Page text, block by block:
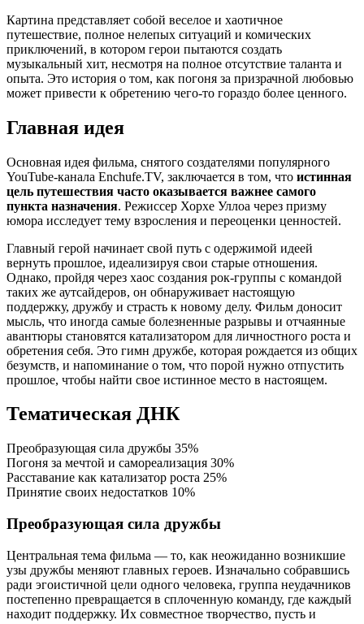
Картина представляет собой веселое и хаотичное
путешествие, полное нелепых ситуаций и комических
приключений, в котором герои пытаются создать
музыкальный хит, несмотря на полное отсутствие таланта и
опыта. Это история о том, как погоня за призрачной любовью
может привести к обретению чего-то гораздо более ценного.
Главная идея
Основная идея фильма, снятого создателями популярного
YouTube-канала Enchufe.TV, заключается в том, что истинная
цель путешествия часто оказывается важнее самого
пункта назначения. Режиссер Хорхе Уллоа через призму
юмора исследует тему взросления и переоценки ценностей.
Главный герой начинает свой путь с одержимой идеей
вернуть прошлое, идеализируя свои старые отношения.
Однако, пройдя через хаос создания рок-группы с командой
таких же аутсайдеров, он обнаруживает настоящую
поддержку, дружбу и страсть к новому делу. Фильм доносит
мысль, что иногда самые болезненные разрывы и отчаянные
авантюры становятся катализатором для личностного роста и
обретения себя. Это гимн дружбе, которая рождается из общих
безумств, и напоминание о том, что порой нужно отпустить
прошлое, чтобы найти свое истинное место в настоящем.
Тематическая ДНК
Преобразующая сила дружбы 35%
Погоня за мечтой и самореализация 30%
Расставание как катализатор роста 25%
Принятие своих недостатков 10%
Преобразующая сила дружбы
Центральная тема фильма — то, как неожиданно возникшие
узы дружбы меняют главных героев. Изначально собравшись
ради эгоистичной цели одного человека, группа неудачников
постепенно превращается в сплоченную команду, где каждый
находит поддержку. Их совместное творчество, пусть и